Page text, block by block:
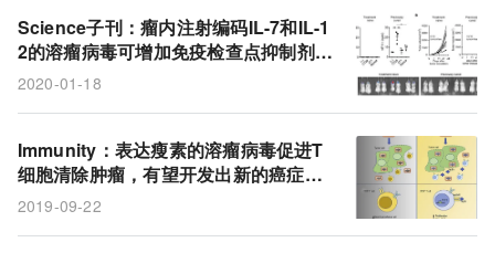
溶瘤病毒基因疗法
临床试验
Bavencio
DNX-2401
糖尿病肾病
免疫检查点
IL-7
CTLA4
IL-12 TGFB1
TGFβ1
肾小球硬化
肾小球系膜细胞 糖尿病
桉脂素
YY1
PD-L1
Science子刊：瘤内注射编码IL-7和IL-1
2的溶瘤病毒可增加免疫检查点抑制剂的
抗肿瘤疗效
2020-01-18
Immunity：表达瘦素的溶瘤病毒促进T
细胞清除肿瘤，有望开发出新的癌症免
疫疗法
2019-09-22